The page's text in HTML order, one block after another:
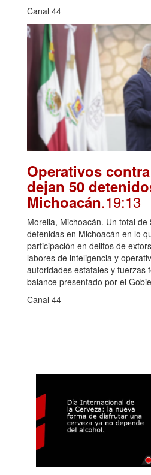
Canal 44
Operativos
dejan 50
Michoacán.19:13
Morelia, Michoacán. Un total
detenidas en Michoacán en lo
participación en delitos de
labores de inteligencia y
autoridades estatales y fuerzas
balance presentado por el
Canal 44